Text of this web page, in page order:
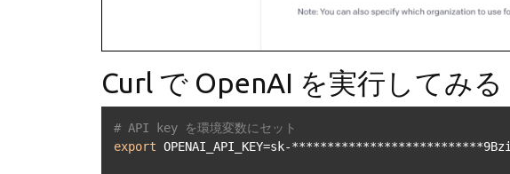
Curl で OpenAI を実行してみる
# API key を環境変数にセット
export OPENAI_API_KEY=sk-***************************9Bzi